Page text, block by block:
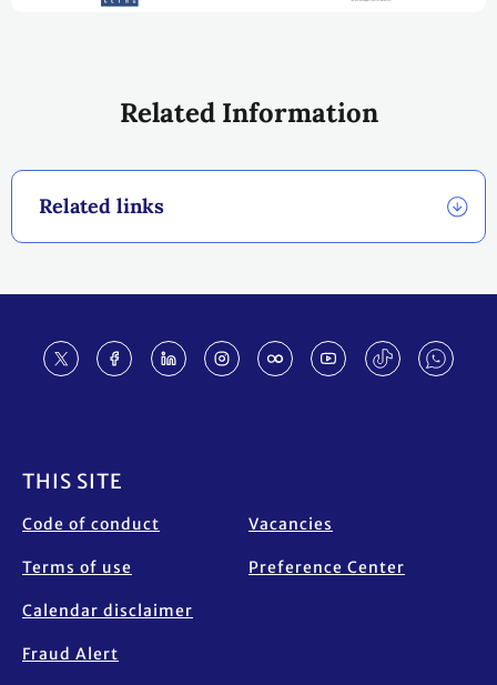
Related Information
Related links
THIS SITE
Code of conduct
Terms of use
Calendar disclaimer
Fraud Alert
Vacancies
Preference Center